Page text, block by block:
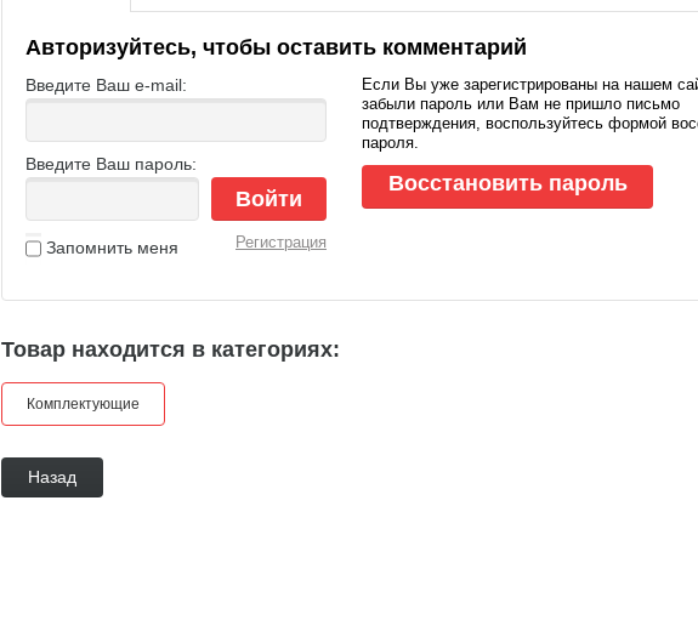
Авторизуйтесь, чтобы оставить комментарий
Введите Ваш e-mail:
Введите Ваш пароль:
Войти
Запомнить меня Регистрация
Если Вы уже зарегистрированы на нашем
забыли пароль или Вам не пришло письмо
подтверждения, воспользуйтесь формой
пароля.
Восстановить пароль
Товар находится в категориях:
Комплектующие
Назад